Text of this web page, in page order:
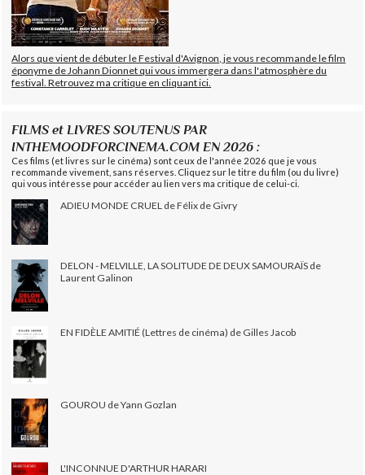
Alors que vient de débuter le Festival d'Avignon, je vous recommande le film
éponyme de Johann Dionnet qui vous immergera dans l'atmosphère du
festival. Retrouvez ma critique en cliquant ici.
FILMS et LIVRES SOUTENUS PAR
INTHEMOODFORCINEMA.COM EN 2026 :
Ces films (et livres sur le cinéma) sont ceux de l'année 2026 que je vous
recommande vivement, sans réserves. Cliquez sur le titre du film (ou du livre)
qui vous intéresse pour accéder au lien vers ma critique de celui-ci.
ADIEU MONDE CRUEL de Félix de Givry
DELON - MELVILLE, LA SOLITUDE DE DEUX SAMOURAÏS de
Laurent Galinon
EN FIDÈLE AMITIÉ (Lettres de cinéma) de Gilles Jacob
GOUROU de Yann Gozlan
L'INCONNUE D'ARTHUR HARARI